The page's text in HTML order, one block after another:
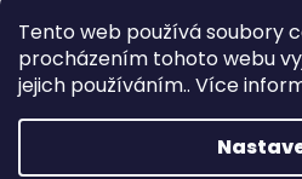
Tento web používá soubory
procházením tohoto webu
jejich používáním.. Více